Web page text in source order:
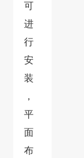
可
进
行
安
装
，
平
面
布